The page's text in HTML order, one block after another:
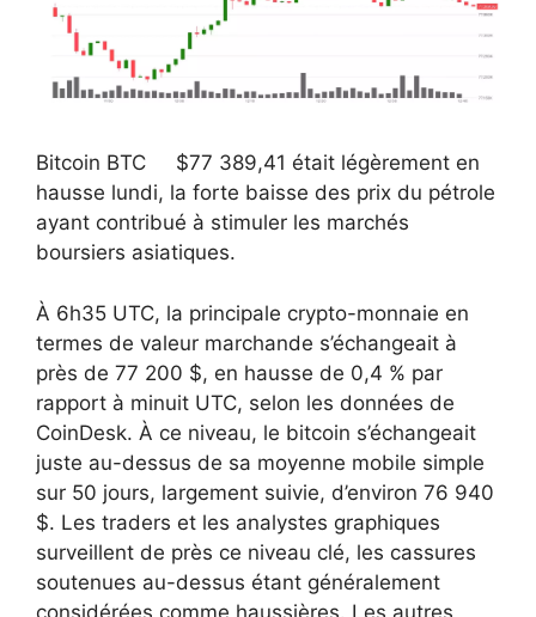
Bitcoin BTC $77 389,41 était légèrement en
hausse lundi, la forte baisse des prix du pétrole
ayant contribué à stimuler les marchés
boursiers asiatiques.
À 6h35 UTC, la principale crypto-monnaie en
termes de valeur marchande s’échangeait à
près de 77 200 $, en hausse de 0,4 % par
rapport à minuit UTC, selon les données de
CoinDesk. À ce niveau, le bitcoin s’échangeait
juste au-dessus de sa moyenne mobile simple
sur 50 jours, largement suivie, d’environ 76 940
$. Les traders et les analystes graphiques
surveillent de près ce niveau clé, les cassures
soutenues au-dessus étant généralement
considérées comme haussières. Les autres